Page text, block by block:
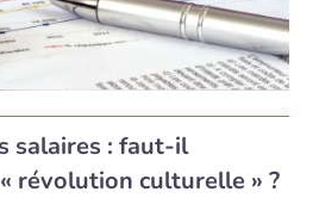
salaires : faut-il
révolution culturelle » ?